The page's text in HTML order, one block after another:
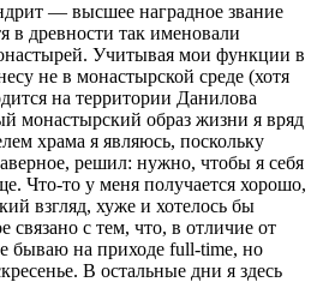
— высшее наградное звание
в древности так именовали
Учитывая мои функции в
не в монастырской среде (хотя
на территории Данилова
монастырский образ жизни я вряд
храма я являюсь, поскольку
решил: нужно, чтобы я себя
Что-то у меня получается хорошо,
взгляд, хуже и хотелось бы
связано с тем, что, в отличие от
бываю на приходе full-time, но
В остальные дни я здесь